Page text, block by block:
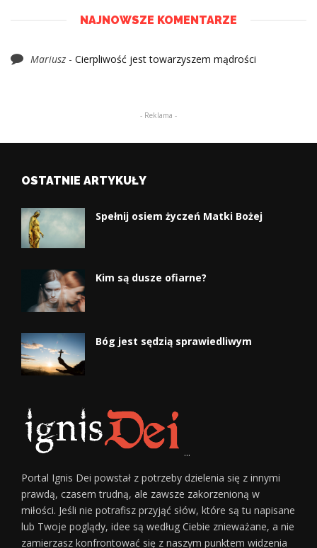
NAJNOWSZE KOMENTARZE
Mariusz - Cierpliwość jest towarzyszem mądrości
- Reklama -
OSTATNIE ARTYKUŁY
Spełnij osiem życzeń Matki Bożej
Kim są dusze ofiarne?
Bóg jest sędzią sprawiedliwym
...
Portal Ignis Dei powstał z potrzeby dzielenia się z innymi
prawdą, czasem trudną, ale zawsze zakorzenioną w
miłości. Jeśli nie potrafisz przyjąć słów, które są tu napisane
lub Twoje poglądy, idee są według Ciebie znieważane, a nie
zamierzasz konfrontować się z naszym punktem widzenia